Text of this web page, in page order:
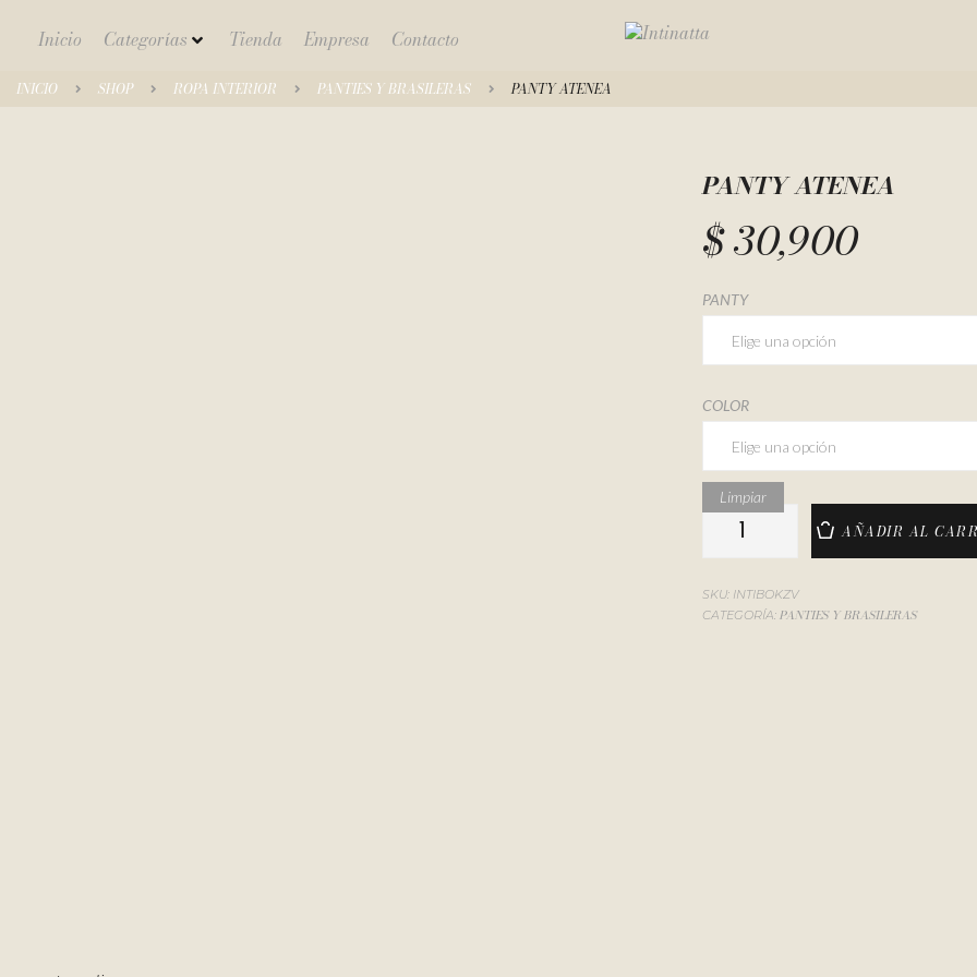
Inicio Categorías Tienda Empresa Contacto
INICIO SHOP ROPA INTERIOR PANTIES Y BRASILERAS PANTY ATENEA
PANTY ATENEA
$30,900
PANTY
COLOR
Limpiar
AÑADIR AL
SKU: INTIBOKZV
CATEGORÍA: PANTIES Y BRASILERAS